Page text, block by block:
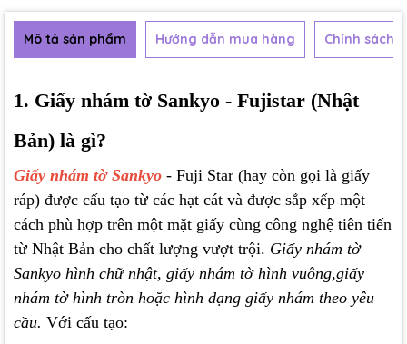
Mô tả sản phẩm Hướng dẫn mua hàng Chính sách
1. Giấy nhám tờ Sankyo - Fujistar (Nhật
Bản) là gì?
Giấy nhám tờ Sankyo - Fuji Star (hay còn gọi là giấy
ráp) được cấu tạo từ các hạt cát và được sắp xếp một
cách phù hợp trên một mặt giấy cùng công nghệ tiên tiến
từ Nhật Bản cho chất lượng vượt trội. Giấy nhám tờ
Sankyo hình chữ nhật, giấy nhám tờ hình vuông,giấy
nhám tờ hình tròn hoặc hình dạng giấy nhám theo yêu
cầu. Với cấu tạo: